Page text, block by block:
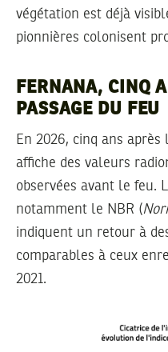
végétation est déjà
pionnières colonisent
FERNANA, CINQ
PASSAGE DU FEU
En 2026, cinq ans
affiche des valeurs
observées avant le feu.
notamment le NBR (
indiquent un retour à
comparables à ceux
2021.